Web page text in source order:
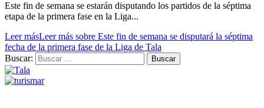
Este fin de semana se estarán disputando los partidos de la séptima
etapa de la primera fase en la Liga...
Leer másLeer más sobre Este fin de semana se disputará la séptima
fecha de la primera fase de la Liga de Tala
Buscar: